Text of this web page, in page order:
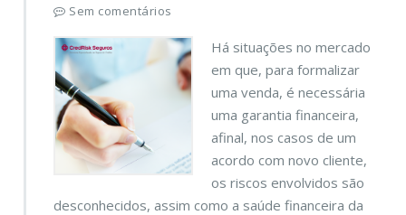
Sem comentários
Há situações no mercado
em que, para formalizar
uma venda, é necessária
uma garantia financeira,
afinal, nos casos de um
acordo com novo cliente,
os riscos envolvidos são
desconhecidos, assim como a saúde financeira da